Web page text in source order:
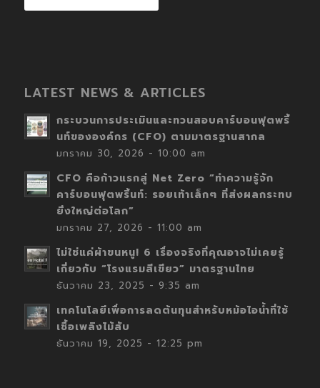
LATEST NEWS & ARTICLES
กระบวนการประเมินและทวนสอบคาร์บอนฟุตพริ้
นท์ขององค์กร (CFO) ตามมาตรฐานสากล
มกราคม 30, 2026 - 10:00 am
CFO คือก้าวแรกสู่ Net Zero “ทำความรู้จัก
คาร์บอนฟุตพริ้นท์: รอยเท้าเล็กๆ ที่ส่งผลกระทบ
ยิ่งใหญ่ต่อโลก”
มกราคม 27, 2026 - 11:00 am
ไม่ใช่แค่ผ้าขนหนู! 6 เรื่องจริงที่คุณอาจไม่เคยรู้
เกี่ยวกับ “โรงแรมสีเขียว” มาตรฐานไทย
ธันวาคม 23, 2025 - 9:35 am
เทคโนโลยีเพื่อการลดต้นทุนสำหรับหม้อไอน้ำที่ใช้
เชื้อเพลิงไม้สับ
ธันวาคม 19, 2025 - 12:25 pm